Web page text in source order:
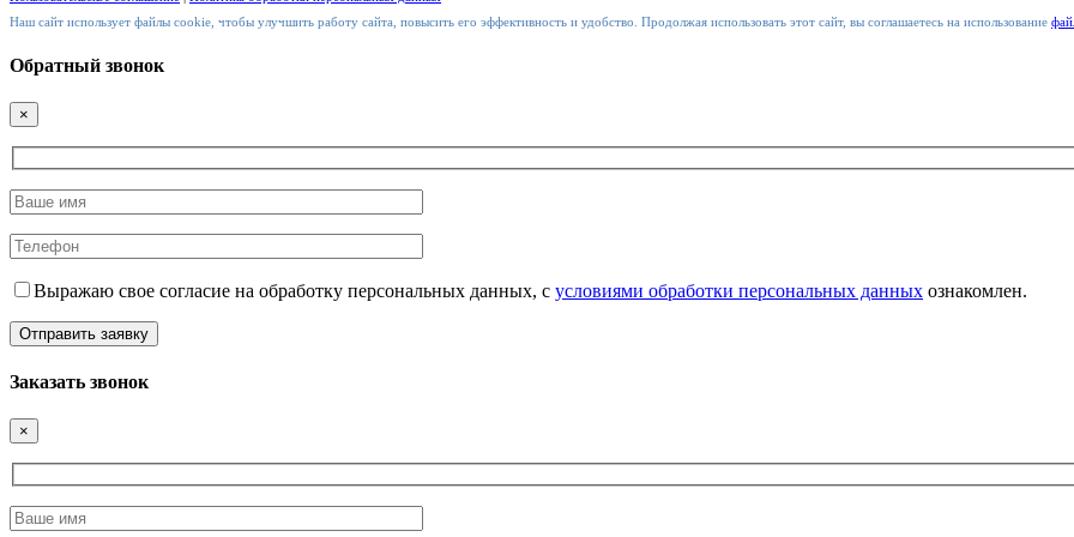
Наш сайт использует файлы cookie, чтобы улучшить работу сайта, повысить его эффективность и удобство. Продолжая использовать этот сайт, вы соглашаетесь на использование
Обратный звонок
×
Выражаю свое согласие на обработку персональных данных, с условиями обработки персональных данных ознакомлен.
Заказать звонок
×